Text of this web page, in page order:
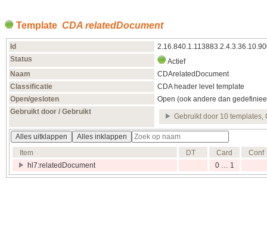
Template CDA relatedDocument
Id
Status
Actief
Naam
CDArelatedDocument
Classificatie
CDA header level template
Open/gesloten
Open (ook andere dan
Gebruikt door / Gebruikt
Gebruikt door 10 templates,
Alles uitklappen
Alles inklappen
Item
DT Card
Conf
hl7:relatedDocument
0 … 1